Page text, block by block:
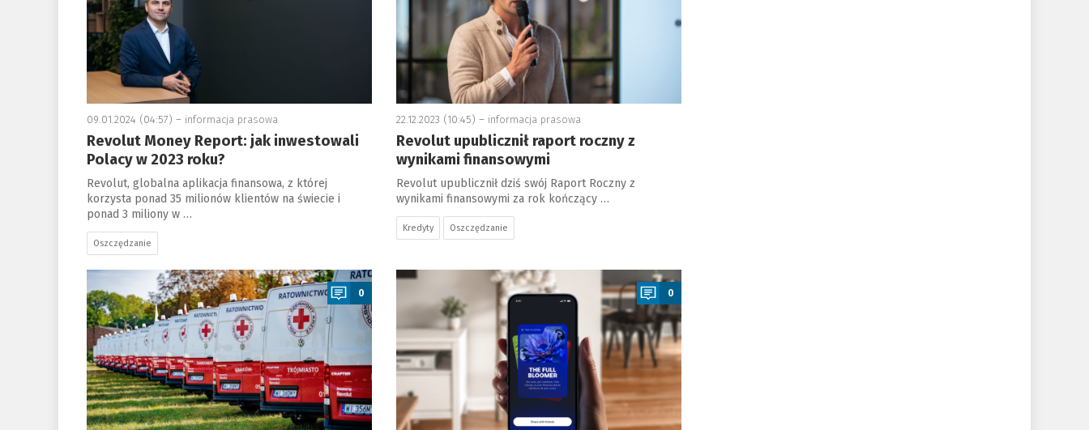
09.01.2024 (04:57) – informacja prasowa
Revolut Money Report: jak inwestowali
Polacy w 2023 roku?
Revolut, globalna aplikacja finansowa, z której
korzysta ponad 35 milionów klientów na świecie i
ponad 3 miliony w …
Oszczędzanie
22.12.2023 (10:45) – informacja prasowa
Revolut upublicznił raport roczny z
wynikami finansowymi
Revolut upublicznił dziś swój Raport Roczny z
wynikami finansowymi za rok kończący …
Kredyty Oszczędzanie
a
0
a
0